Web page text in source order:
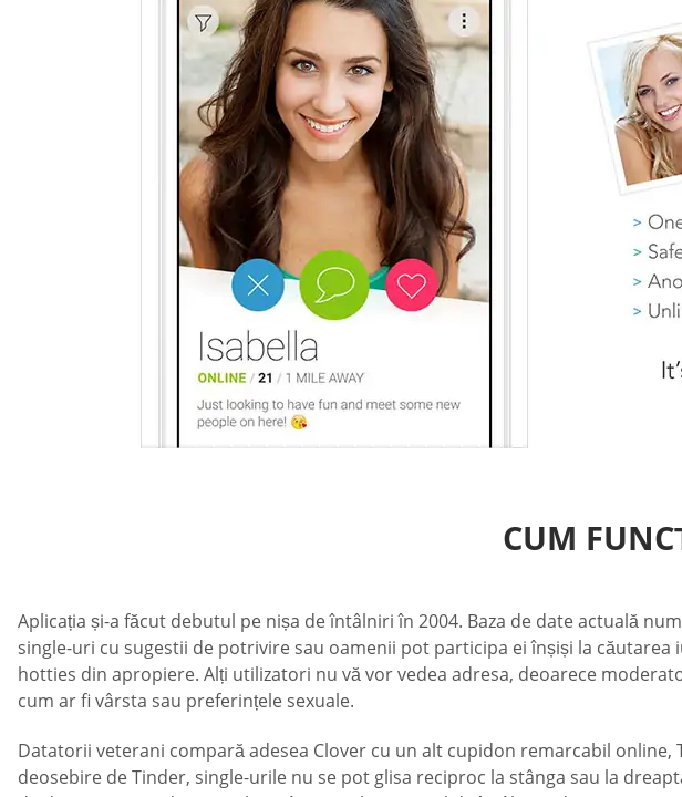
CUM
Aplicația și-a făcut debutul pe nișa de întâlniri în 2004. Baza de date actuală
single-uri cu sugestii de potrivire sau oamenii pot participa ei înșiși la
hotties din apropiere. Alți utilizatori nu vă vor vedea adresa, deoarece
cum ar fi vârsta sau preferințele sexuale.
Datatorii veterani compară adesea Clover cu un alt cupidon remarcabil
deosebire de Tinder, single-urile nu se pot glisa reciproc la stânga sau la